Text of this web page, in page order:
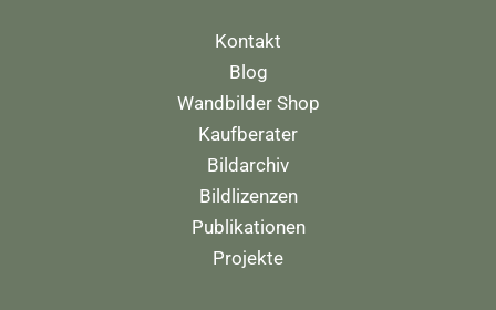
Kontakt
Blog
Wandbilder Shop
Kaufberater
Bildarchiv
Bildlizenzen
Publikationen
Projekte